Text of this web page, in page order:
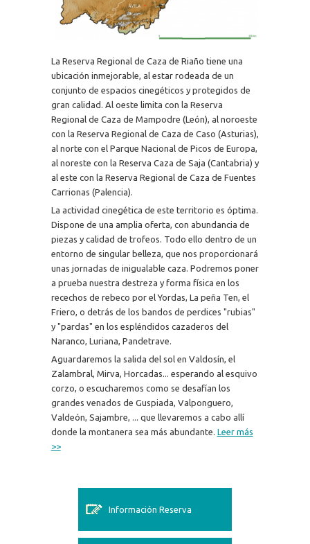
La Reserva Regional de Caza de Riaño tiene una
ubicación inmejorable, al estar rodeada de un
conjunto de espacios cinegéticos y protegidos de
gran calidad. Al oeste limita con la Reserva
Regional de Caza de Mampodre (León), al noroeste
con la Reserva Regional de Caza de Caso (Asturias),
al norte con el Parque Nacional de Picos de Europa,
al noreste con la Reserva Caza de Saja (Cantabria) y
al este con la Reserva Regional de Caza de Fuentes
Carrionas (Palencia).
La actividad cinegética de este territorio es óptima.
Dispone de una amplia oferta, con abundancia de
piezas y calidad de trofeos. Todo ello dentro de un
entorno de singular belleza, que nos proporcionará
unas jornadas de inigualable caza. Podremos poner
a prueba nuestra destreza y forma física en los
recechos de rebeco por el Yordas, La peña Ten, el
Friero, o detrás de los bandos de perdices "rubias"
y "pardas" en los espléndidos cazaderos del
Naranco, Luriana, Pandetrave.
Aguardaremos la salida del sol en Valdosín, el
Zalambral, Mirva, Horcadas... esperando al esquivo
corzo, o escucharemos como se desafían los
grandes venados de Guspiada, Valponguero,
Valdeón, Sajambre, ... que llevaremos a cabo allí
donde la montanera sea más abundante. Leer más
>>
Información Reserva